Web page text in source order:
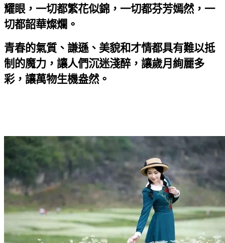
耀眼，一切都繁花似錦，一切都芬芳嫣然，一
切都韶華燦爛。
青春的氣質、謙遜、美貌和才情都具有難以抵
制的魔力，讓人們沉迷淺醉，讓歲月絢麗多
彩，讓萬物生機盎然。